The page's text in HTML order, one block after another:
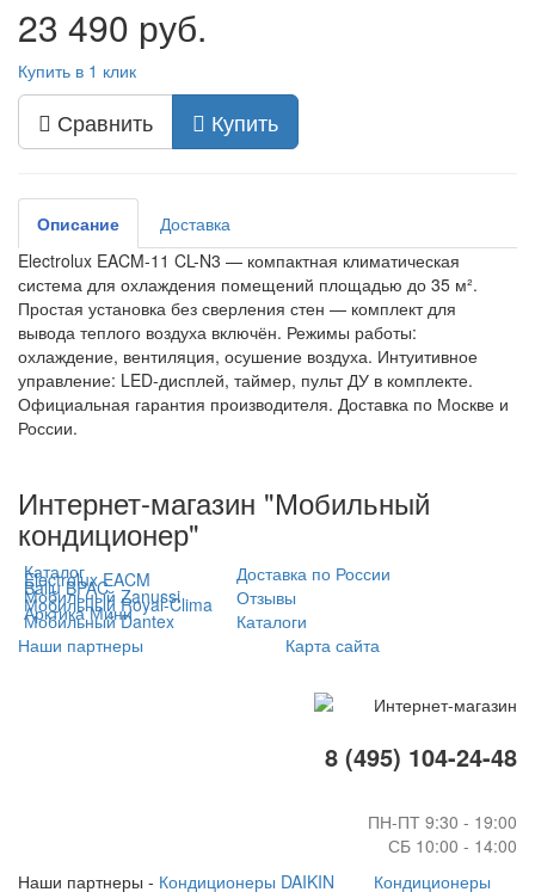
23 490 руб.
Купить в 1 клик
Сравнить Купить
Описание
Доставка
Electrolux EACM-11 CL-N3 — компактная климатическая
система для охлаждения помещений площадью до 35 м².
Простая установка без сверления стен — комплект для
вывода теплого воздуха включён. Режимы работы:
охлаждение, вентиляция, осушение воздуха. Интуитивное
управление: LED-дисплей, таймер, пульт ДУ в комплекте.
Официальная гарантия производителя. Доставка по Москве и
России.
Интернет-магазин "Мобильный
кондиционер"
Каталог
Electrolux EACM
Ballu BPAC
Мобильный Zanussi
Мобильный Royal-Clima
Арктика Мини
Мобильный Dantex
Доставка по России
Отзывы
Каталоги
Наши партнеры
Карта сайта
8 (495) 104-24-48
ПН-ПТ 9:30 - 19:00
СБ 10:00 - 14:00
Наши партнеры - Кондиционеры DAIKIN Кондиционеры